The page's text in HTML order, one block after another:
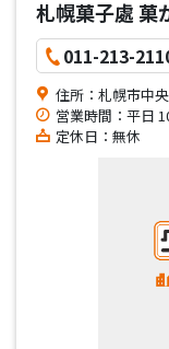
札幌菓子處
011-213-
住所：札幌市中
営業時間：平日
定休日：無休